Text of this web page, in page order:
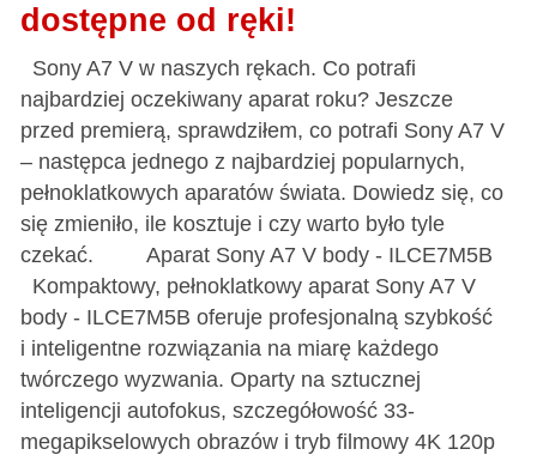
dostępne od ręki!
Sony A7 V w naszych rękach. Co potrafi
najbardziej oczekiwany aparat roku? Jeszcze
przed premierą, sprawdziłem, co potrafi Sony A7 V
– następca jednego z najbardziej popularnych,
pełnoklatkowych aparatów świata. Dowiedz się, co
się zmieniło, ile kosztuje i czy warto było tyle
czekać. Aparat Sony A7 V body - ILCE7M5B
Kompaktowy, pełnoklatkowy aparat Sony A7 V
body - ILCE7M5B oferuje profesjonalną szybkość
i inteligentne rozwiązania na miarę każdego
twórczego wyzwania. Oparty na sztucznej
inteligencji autofokus, szczegółowość 33-
megapikselowych obrazów i tryb filmowy 4K 120p